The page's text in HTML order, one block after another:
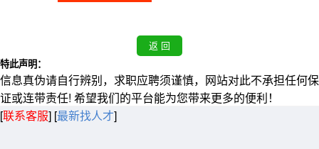
特此声明：
信息真伪请自行辨别，求职应聘须谨慎，网站对此不承担任何保
证或连带责任! 希望我们的平台能为您带来更多的便利！
[联系客服] [最新找人才]